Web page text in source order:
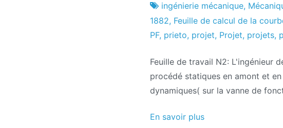
Usine
de
projets
11
le
septembre
2019
ingénierie mécanique,
1882, Feuille de calcul de la
PF, prieto, projet, Projet, projets,
Feuille de travail N2: L'ingénieur
procédé statiques en amont et
dynamiques( sur la vanne de
En savoir plus